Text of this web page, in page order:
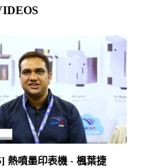
熱噴墨印表機 - 楓葉捷